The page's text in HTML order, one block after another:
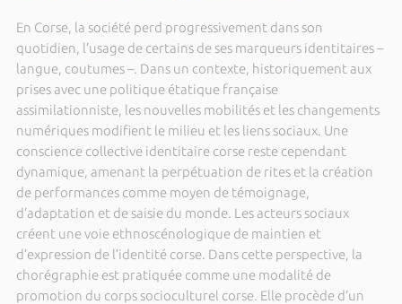
En Corse, la société perd progressivement dans son
quotidien, l’usage de certains de ses marqueurs identitaires –
langue, coutumes –. Dans un contexte, historiquement aux
prises avec une politique étatique française
assimilationniste, les nouvelles mobilités et les changements
numériques modifient le milieu et les liens sociaux. Une
conscience collective identitaire corse reste cependant
dynamique, amenant la perpétuation de rites et la création
de performances comme moyen de témoignage,
d’adaptation et de saisie du monde. Les acteurs sociaux
créent une voie ethnoscénologique de maintien et
d’expression de l’identité corse. Dans cette perspective, la
chorégraphie est pratiquée comme une modalité de
promotion du corps socioculturel corse. Elle procède d’un